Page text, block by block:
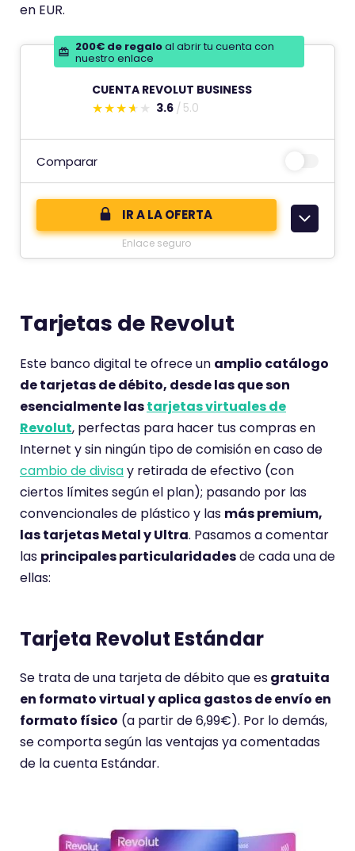
en EUR.
200€ de regaloal abrir tu cuenta con
nuestro enlace
CUENTA REVOLUT BUSINESS
E
s
t
e
c
a
o
t
i
e
n
e
u
n
a
n
u
a
c
i
ó
3.6 5.0
Comparar
IR A LA OFERTA
Enlace seguro
Tarjetas de Revolut
Este banco digital te ofrece un amplio catálogo
de tarjetas de débito, desde las que son
esencialmente lastarjetas virtuales de
Revolut, perfectas para hacer tus compras en
Internet y sin ningún tipo de comisión en caso de
cambio de divisay retirada de efectivo (con
ciertos límites según el plan); pasando por las
convencionales de plástico y las más premium,
las tarjetas Metal y Ultra. Pasamos a comentar
las principales particularidadesde cada una de
ellas:
Tarjeta Revolut Estándar
Se trata de una tarjeta de débito que esgratuita
en formato virtual y aplica gastos de envío en
formato físico (a partir de 6,99€). Por lo demás,
se comporta según las ventajas ya comentadas
de la cuenta Estándar.